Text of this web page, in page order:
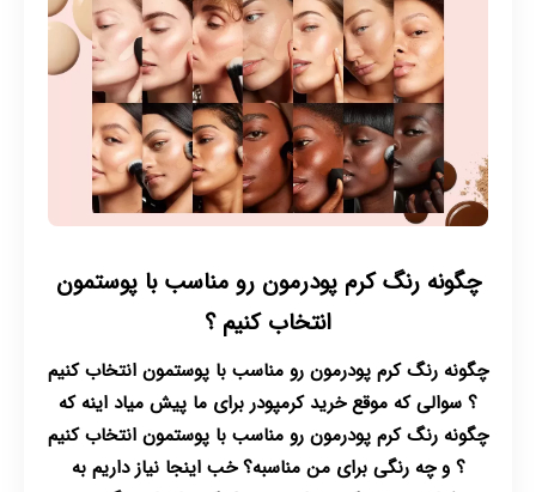
چگونه رنگ کرم پودرمون رو مناسب با پوستمون
انتخاب کنیم ؟
چگونه رنگ کرم پودرمون رو مناسب با پوستمون انتخاب کنیم
؟ سوالی که موقع خرید کرمپودر برای ما پیش میاد اینه که
چگونه رنگ کرم پودرمون رو مناسب با پوستمون انتخاب کنیم
؟ و چه رنگی برای من مناسبه؟ خب اینجا نیاز داریم به